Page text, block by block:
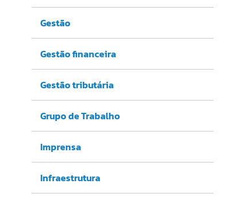
Gestão
Gestão financeira
Gestão tributária
Grupo de Trabalho
Imprensa
Infraestrutura